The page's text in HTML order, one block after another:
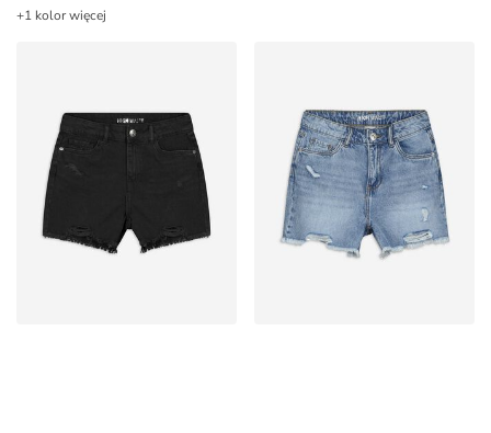
+1 kolor więcej